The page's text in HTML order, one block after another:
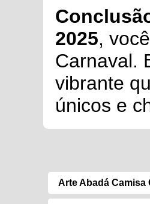
2025,
Carnaval.
vibrante
únicos e
Arte Abadá Camisa